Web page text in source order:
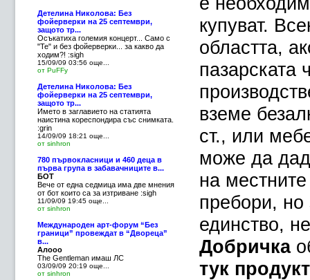
Детелина Николова: Без
фойерверки на 25 септември,
защото тр...
Осъкатиха големия концерт... Само с
"Те" и без фойерверки... за какво да
ходим?! :sigh
15/09/09 03:56 още...
от PuFFy
Детелина Николова: Без
фойерверки на 25 септември,
защото тр...
Името в заглавието на статията
наистина кореспондира със снимката.
:grin
14/09/09 18:21 още...
от sinhron
780 първокласници и 460 деца в
първа група в забавачниците в...
БОТ
Вече от една седмица има две мнения
от бот които са за изтриване :sigh
11/09/09 19:45 още...
от sinhron
Международен арт-форум “Без
граници” провеждат в “Двореца”
в...
Алооо
The Gentleman имаш ЛС
03/09/09 20:19 още...
от sinhron
купуват.
областта,
пазарската
вземе
ст., или
може да
на
пребори,
единство,
Добричка
тук